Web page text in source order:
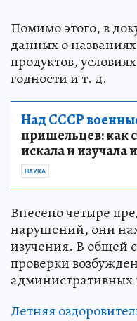
Помимо этого, в
данных о
продуктов,
годности и т. д.
Над СССР
пришельцев: как
искала и изучала
НАУКА
Внесено четыре
нарушений, они
изучения. В общей
проверки
Летняя